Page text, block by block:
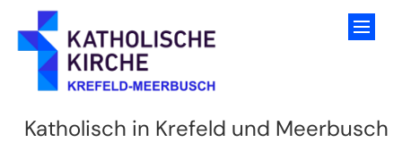
Zum Inhalt springen
Katholisch in Krefeld und Meerbusch